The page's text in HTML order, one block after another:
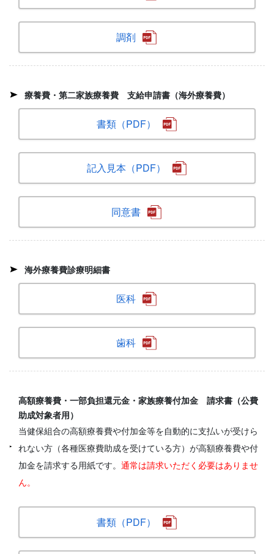
調剤
療養費・第二家族療養費 支給申請書（海外療養費）
書類（PDF）
記入見本（PDF）
同意書
海外療養費診療明細書
医科
歯科
高額療養費・一部負担還元金・家族療養付加金 請求書（公費
助成対象者用）
当健保組合の高額療養費や付加金等を自動的に支払いが受けら
れない方（各種医療費助成を受けている方）が高額療養費や付
加金を請求する用紙です。通常は請求いただく必要はありませ
ん。
書類（PDF）